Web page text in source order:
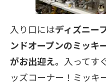
入り口にはディズニー
ンドオープンのミッキ
がお出迎え。 入ってす
ッズコーナー！ミッキ